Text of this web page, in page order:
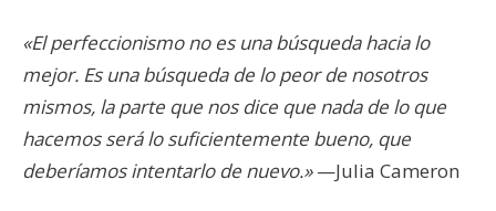
«El perfeccionismo no es una búsqueda hacia lo
mejor. Es una búsqueda de lo peor de nosotros
mismos, la parte que nos dice que nada de lo que
hacemos será lo suficientemente bueno, que
deberíamos intentarlo de nuevo.»—Julia Cameron